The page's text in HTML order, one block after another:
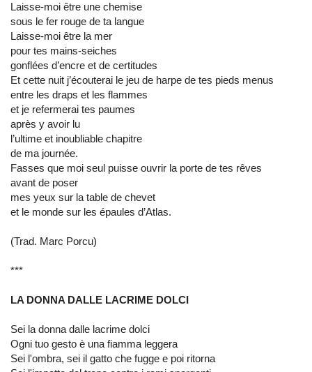
Laisse-moi être une chemise
sous le fer rouge de ta langue
Laisse-moi être la mer
pour tes mains-seiches
gonflées d’encre et de certitudes
Et cette nuit j’écouterai le jeu de harpe de tes pieds menus
entre les draps et les flammes
et je refermerai tes paumes
après y avoir lu
l’ultime et inoubliable chapitre
de ma journée.
Fasses que moi seul puisse ouvrir la porte de tes rêves
avant de poser
mes yeux sur la table de chevet
et le monde sur les épaules d’Atlas.
(Trad. Marc Porcu)
***
LA DONNA DALLE LACRIME DOLCI
Sei la donna dalle lacrime dolci
Ogni tuo gesto è una fiamma leggera
Sei l'ombra, sei il gatto che fugge e poi ritorna